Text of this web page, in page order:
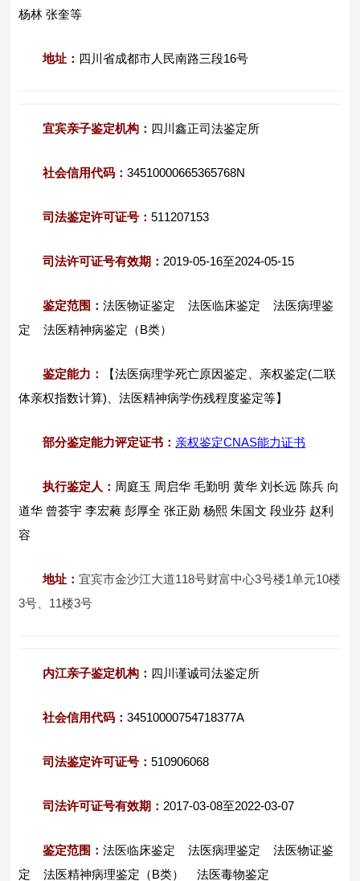
杨林 张奎等
地址： 四川省成都市人民南路三段16号
宜宾亲子鉴定机构： 四川鑫正司法鉴定所
社会信用代码：34510000665365768N
司法鉴定许可证号：511207153
司法许可证号有效期： 2019-05-16至2024-05-15
鉴定范围：法医物证鉴定 法医临床鉴定 法医病理鉴
定 法医精神病鉴定（B类）
鉴定能力：
【法医病理学死亡原因鉴定、亲权鉴定(二联
体亲权指数计算)、法医精神病学伤残程度鉴定等】
部分鉴定能力评定证书： 亲权鉴定CNAS能力证书
执行鉴定人： 周庭玉 周启华 毛勤明 黄华 刘长远 陈兵 向
道华 曾荟宇 李宏蕤 彭厚全 张正勋 杨熙 朱国文 段业芬 赵利
容
地址：宜宾市金沙江大道118号财富中心3号楼1单元10楼
3号、11楼3号
内江亲子鉴定机构： 四川谨诚司法鉴定所
社会信用代码：34510000754718377A
司法鉴定许可证号：510906068
司法许可证号有效期： 2017-03-08至2022-03-07
鉴定范围：法医临床鉴定 法医病理鉴定 法医物证鉴
定 法医精神病理鉴定（B类） 法医毒物鉴定